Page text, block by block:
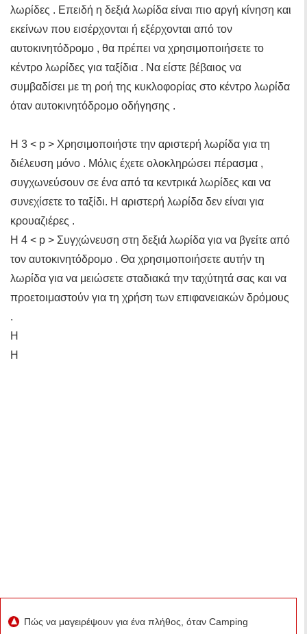
λωρίδες . Επειδή η δεξιά λωρίδα είναι πιο αργή κίνηση και
εκείνων που εισέρχονται ή εξέρχονται από τον
αυτοκινητόδρομο , θα πρέπει να χρησιμοποιήσετε το
κέντρο λωρίδες για ταξίδια . Να είστε βέβαιος να
συμβαδίσει με τη ροή της κυκλοφορίας στο κέντρο λωρίδα
όταν αυτοκινητόδρομο οδήγησης .
Η 3 < p > Χρησιμοποιήστε την αριστερή λωρίδα για τη
διέλευση μόνο . Μόλις έχετε ολοκληρώσει πέρασμα ,
συγχωνεύσουν σε ένα από τα κεντρικά λωρίδες και να
συνεχίσετε το ταξίδι. Η αριστερή λωρίδα δεν είναι για
κρουαζιέρες .
Η 4 < p > Συγχώνευση στη δεξιά λωρίδα για να βγείτε από
τον αυτοκινητόδρομο . Θα χρησιμοποιήσετε αυτήν τη
λωρίδα για να μειώσετε σταδιακά την ταχύτητά σας και να
προετοιμαστούν για τη χρήση των επιφανειακών δρόμους
.
Η
Η
Πώς να μαγειρέψουν για ένα πλήθος, όταν Camping